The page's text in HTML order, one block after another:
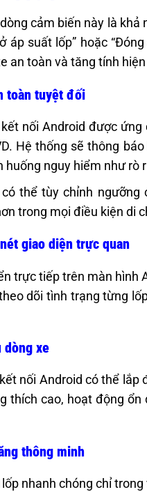
cảm biến này là
áp suất lốp” hoặc
an toàn và tăng tính
toàn tuyệt đối
nối Android được
Hệ thống sẽ thông
huống nguy hiểm như
thể tùy chỉnh
trong mọi điều kiện di
giao diện trực quan
trực tiếp trên màn hình
dõi tình trạng từng
dòng xe
nối Android có thể
thích cao, hoạt động
thông minh
nhanh chóng chỉ trong